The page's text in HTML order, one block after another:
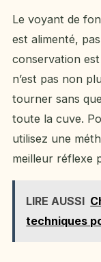
Le voyant de
est alimenté,
conservation
n’est pas non
tourner sans
toute la cuve.
utilisez une
meilleur réflexe
LIRE AUSSI
techniques